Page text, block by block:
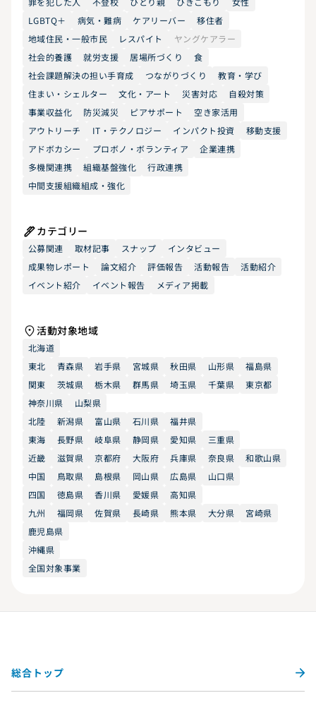
LGBTQ＋
病気・難病 ケアリーバー
移住者
地域住民・一般市民
レスパイト
ヤングケアラー
社会的養護
就労支援 居場所づくり
食
社会課題解決の担い手育成
つながりづくり
教育・学び
住まい・シェルター
文化・アート 災害対応
自殺対策
事業収益化
防災減災 ピアサポート
空き家活用
アウトリーチ
IT・テクノロジー インパクト投資
移動支援
アドボカシー
プロボノ・ボランティア
企業連携
多機関連携
組織基盤強化
行政連携
中間支援組織組成・強化
カテゴリー
公募関連 取材記事 スナップ
インタビュー
成果物レポート
論文紹介 評価報告 活動報告
活動紹介
イベント紹介
イベント報告 メディア掲載
活動対象地域
北海道
東北
青森県 岩手県 宮城県 秋田県 山形県
福島県
関東
茨城県 栃木県 群馬県 埼玉県 千葉県
東京都
神奈川県
山梨県
北陸
新潟県 富山県 石川県
福井県
東海
長野県 岐阜県 静岡県 愛知県
三重県
近畿
滋賀県 京都府 大阪府 兵庫県 奈良県
和歌山県
中国
鳥取県 島根県 岡山県 広島県
山口県
四国
徳島県 香川県 愛媛県
高知県
九州
福岡県 佐賀県 長崎県 熊本県 大分県
宮崎県
鹿児島県
沖縄県
全国対象事業
総合トップ